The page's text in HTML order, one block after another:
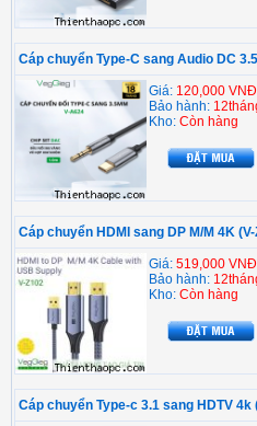
Cáp chuyển Type-C sang Audio DC
Giá: 120,000 VNĐ
Bảo hành:
Kho: Còn hàng
Cáp chuyển HDMI sang DP M/M 4K
Giá: 519,000 VNĐ
Bảo hành:
Kho: Còn hàng
Cáp chuyển Type-c 3.1 sang HDTV 4k